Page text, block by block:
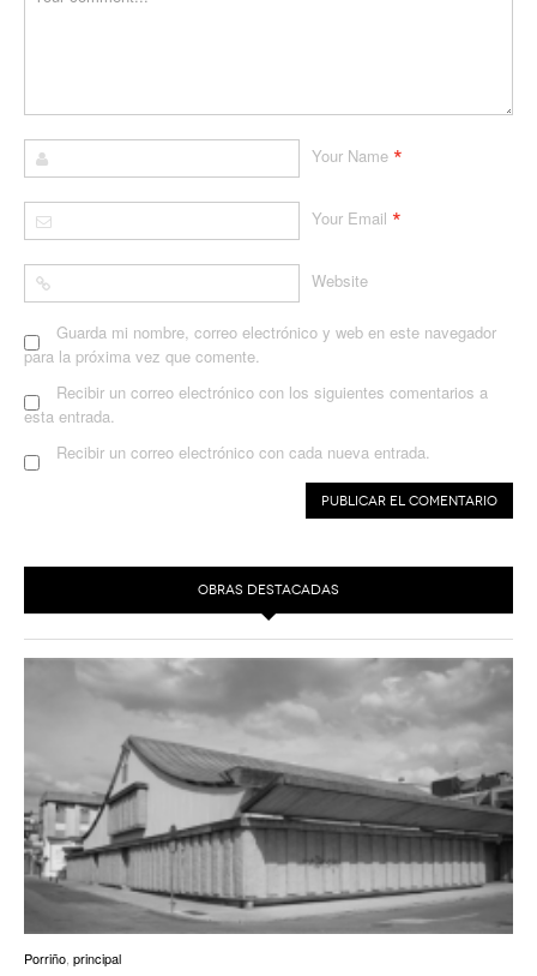
Your Name *
Your Email *
Website
Guarda mi nombre, correo electrónico y web en este navegador
para la próxima vez que comente.
Recibir un correo electrónico con los siguientes comentarios a
esta entrada.
Recibir un correo electrónico con cada nueva entrada.
OBRAS DESTACADAS
Porriño, principal